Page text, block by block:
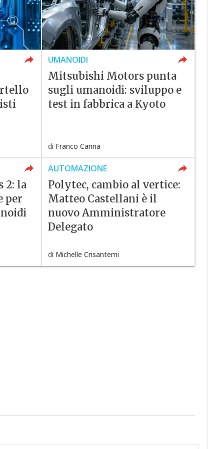
UMANOIDI
Mitsubishi Motors punta
sugli umanoidi: sviluppo e
test in fabbrica a Kyoto
di Franco Canna
2: la
per
AUTOMAZIONE
Polytec, cambio al vertice:
Matteo Castellani è il
nuovo Amministratore
Delegato
di Michelle Crisantemi